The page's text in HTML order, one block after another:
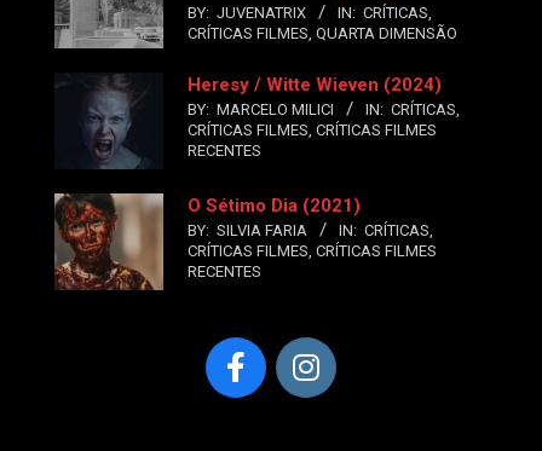
BY: JUVENATRIX IN: CRÍTICAS,
CRÍTICAS FILMES, QUARTA DIMENSÃO
Heresy / Witte Wieven (2024)
BY: MARCELO MILICI IN: CRÍTICAS,
CRÍTICAS FILMES, CRÍTICAS FILMES
RECENTES
O Sétimo Dia (2021)
BY: SILVIA FARIA IN: CRÍTICAS,
CRÍTICAS FILMES, CRÍTICAS FILMES
RECENTES